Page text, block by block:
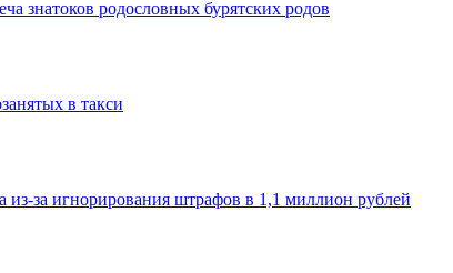
знатоков родословных бурятских родов
в такси
из-за игнорирования штрафов в 1,1 миллион рублей